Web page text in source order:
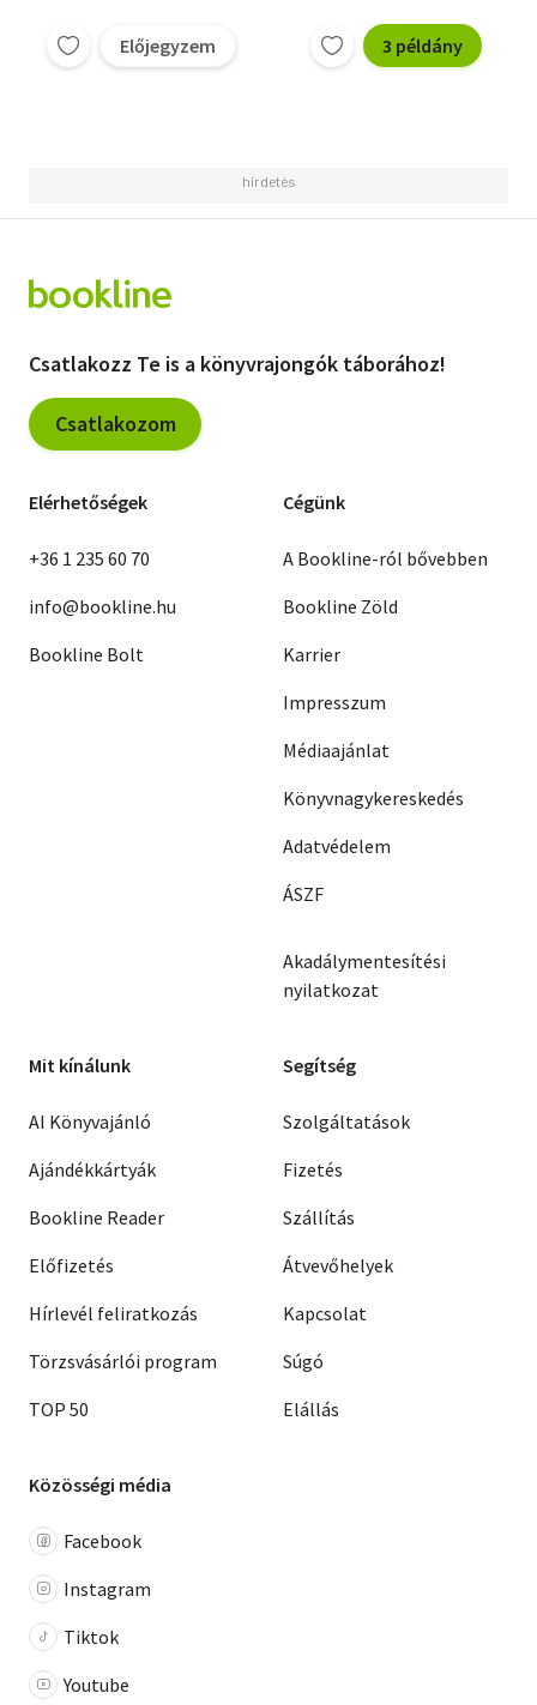
Előjegyzem 3 példány
Csatlakozz Te is a könyvrajongók táborához!
Csatlakozom
Elérhetőségek
+36 1 235 60 70
info@bookline.hu
Bookline Bolt
Cégünk
A Bookline-ról bővebben
Bookline Zöld
Karrier
Impresszum
Médiaajánlat
Könyvnagykereskedés
Adatvédelem
ÁSZF
Akadálymentesítési
nyilatkozat
Mit kínálunk
AI Könyvajánló
Ajándékkártyák
Bookline Reader
Előfizetés
Hírlevél feliratkozás
Törzsvásárlói program
TOP 50
Segítség
Szolgáltatások
Fizetés
Szállítás
Átvevőhelyek
Kapcsolat
Súgó
Elállás
Közösségi média
Facebook
Instagram
Tiktok
Youtube